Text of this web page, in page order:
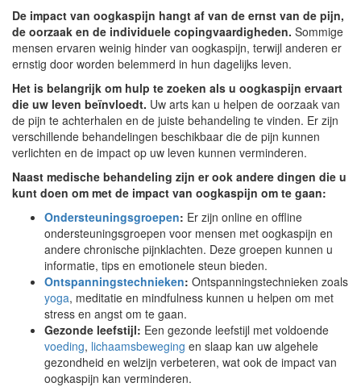
De impact van oogkaspijn hangt af van de ernst van de pijn,
de oorzaak en de individuele copingvaardigheden. Sommige
mensen ervaren weinig hinder van oogkaspijn, terwijl anderen er
ernstig door worden belemmerd in hun dagelijks leven.
Het is belangrijk om hulp te zoeken als u oogkaspijn ervaart
die uw leven beïnvloedt. Uw arts kan u helpen de oorzaak van
de pijn te achterhalen en de juiste behandeling te vinden. Er zijn
verschillende behandelingen beschikbaar die de pijn kunnen
verlichten en de impact op uw leven kunnen verminderen.
Naast medische behandeling zijn er ook andere dingen die u
kunt doen om met de impact van oogkaspijn om te gaan:
Ondersteuningsgroepen: Er zijn online en offline
ondersteuningsgroepen voor mensen met oogkaspijn en
andere chronische pijnklachten. Deze groepen kunnen u
informatie, tips en emotionele steun bieden.
Ontspanningstechnieken: Ontspanningstechnieken zoals
yoga, meditatie en mindfulness kunnen u helpen om met
stress en angst om te gaan.
Gezonde leefstijl: Een gezonde leefstijl met voldoende
voeding, lichaamsbeweging en slaap kan uw algehele
gezondheid en welzijn verbeteren, wat ook de impact van
oogkaspijn kan verminderen.